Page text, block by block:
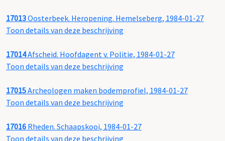
17013Oosterbeek. Heropening. Hemelseberg, 1984-01-27
Toon details van deze beschrijving
17014Afscheid. Hoofdagent v. Politie, 1984-01-27
Toon details van deze beschrijving
17015Archeologen maken bodemprofiel, 1984-01-27
Toon details van deze beschrijving
17016 Rheden. Schaapskooi, 1984-01-27
Toon details van deze beschrijving